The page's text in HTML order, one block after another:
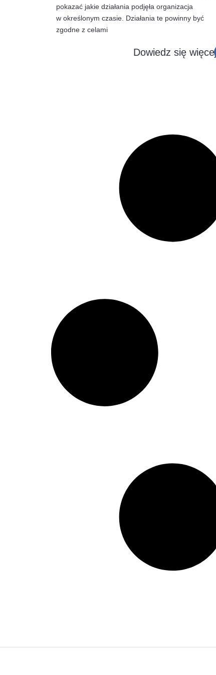
pokazać jakie działania podjęła organizacja
w określonym czasie. Działania te powinny być
zgodne z celami
Dowiedz się więcej